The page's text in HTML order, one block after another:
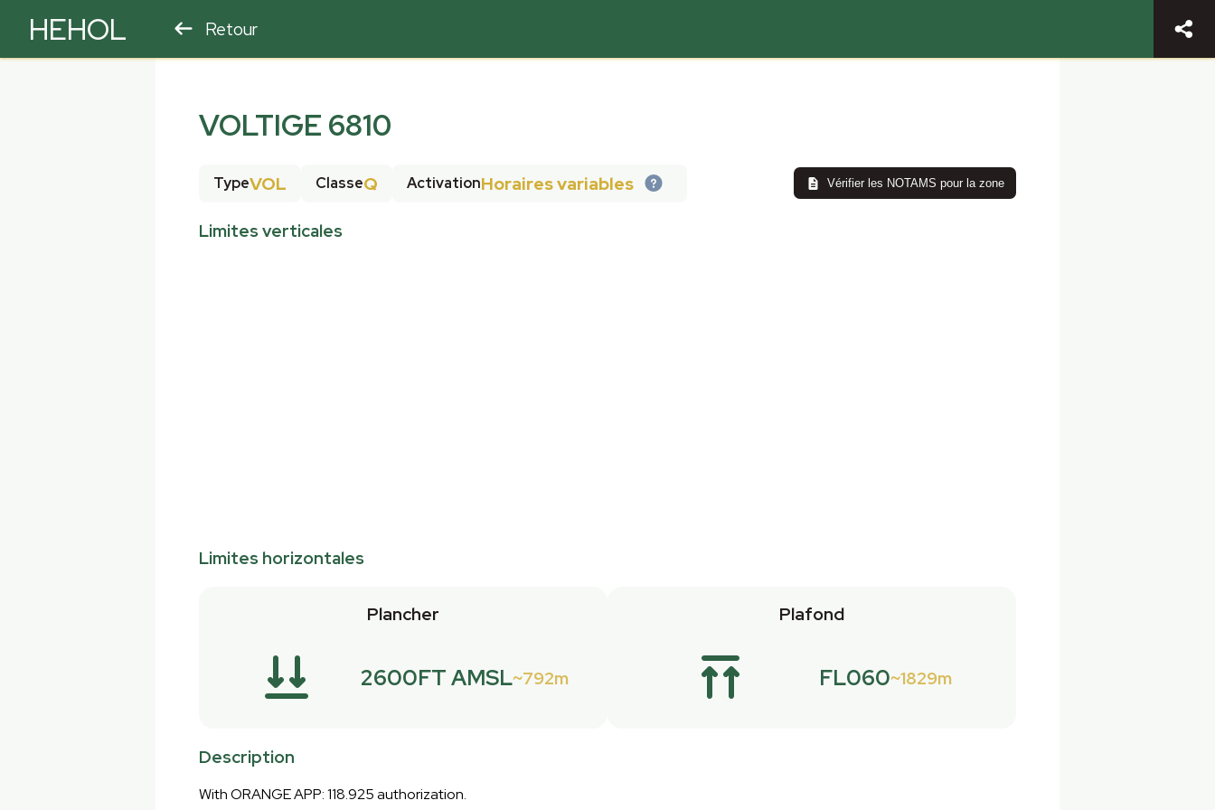
HEHOL Retour
VOLTIGE 6810
TypeVOL ClasseQ ActivationHoraires variables Vérifier les NOTAMS pour la zone
Limites verticales
Limites horizontales
Plancher
2600FT AMSL 792m
Plafond
FL060 1829m
Description
With ORANGE APP: 118.925 authorization.